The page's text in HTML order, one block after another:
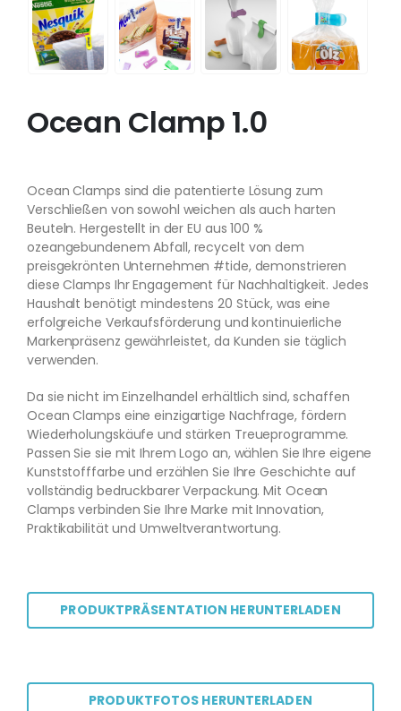
Ocean Clamp 1.0
Ocean Clamps sind die patentierte Lösung zum
Verschließen von sowohl weichen als auch harten
Beuteln. Hergestellt in der EU aus 100 %
ozeangebundenem Abfall, recycelt von dem
preisgekrönten Unternehmen #tide, demonstrieren
diese Clamps Ihr Engagement für Nachhaltigkeit. Jedes
Haushalt benötigt mindestens 20 Stück, was eine
erfolgreiche Verkaufsförderung und kontinuierliche
Markenpräsenz gewährleistet, da Kunden sie täglich
verwenden.
Da sie nicht im Einzelhandel erhältlich sind, schaffen
Ocean Clamps eine einzigartige Nachfrage, fördern
Wiederholungskäufe und stärken Treueprogramme.
Passen Sie sie mit Ihrem Logo an, wählen Sie Ihre eigene
Kunststofffarbe und erzählen Sie Ihre Geschichte auf
vollständig bedruckbarer Verpackung. Mit Ocean
Clamps verbinden Sie Ihre Marke mit Innovation,
Praktikabilität und Umweltverantwortung.
PRODUKTPRÄSENTATION HERUNTERLADEN
PRODUKTFOTOS HERUNTERLADEN